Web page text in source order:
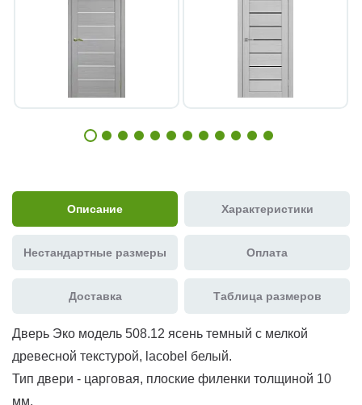
Описание Характеристики
Нестандартные размеры Оплата
Доставка Таблица размеров
Дверь Эко модель 508.12 ясень темный с мелкой
древесной текстурой, lacobel белый.
Тип двери - царговая, плоские филенки толщиной 10
мм.